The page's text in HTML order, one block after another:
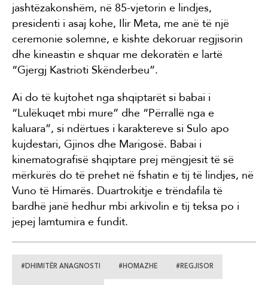
jashtëzakonshëm, në 85-vjetorin e lindjes,
presidenti i asaj kohe, Ilir Meta, me anë të një
ceremonie solemne, e kishte dekoruar regjisorin
dhe kineastin e shquar me dekoratën e lartë
“Gjergj Kastrioti Skënderbeu”.
Ai do të kujtohet nga shqiptarët si babai i
“Lulëkuqet mbi mure” dhe “Përrallë nga e
kaluara”, si ndërtues i karaktereve si Sulo apo
kujdestari, Gjinos dhe Marigosë. Babai i
kinematografisë shqiptare prej mëngjesit të së
mërkurës do të prehet në fshatin e tij të lindjes, në
Vuno të Himarës. Duartrokitje e trëndafila të
bardhë janë hedhur mbi arkivolin e tij teksa po i
jepej lamtumira e fundit.
#DHIMITËR ANAGNOSTI #HOMAZHE #REGJISOR